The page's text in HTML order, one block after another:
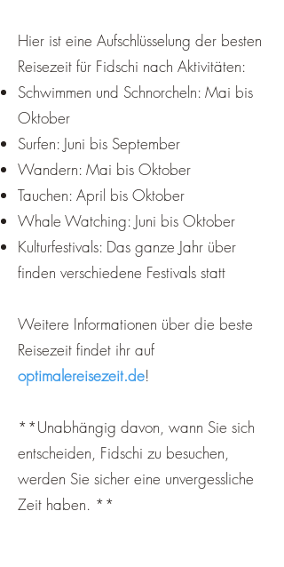
Hier ist eine Aufschlüsselung der besten
Reisezeit für Fidschi nach Aktivitäten:
Schwimmen und Schnorcheln: Mai bis
Oktober
Surfen: Juni bis September
Wandern: Mai bis Oktober
Tauchen: April bis Oktober
Whale Watching: Juni bis Oktober
Kulturfestivals: Das ganze Jahr über
finden verschiedene Festivals statt
Weitere Informationen über die beste
Reisezeit findet ihr auf
optimalereisezeit.de!
**Unabhängig davon, wann Sie sich
entscheiden, Fidschi zu besuchen,
werden Sie sicher eine unvergessliche
Zeit haben. **